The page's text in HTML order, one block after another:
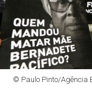
© Paulo Pinto/Agência